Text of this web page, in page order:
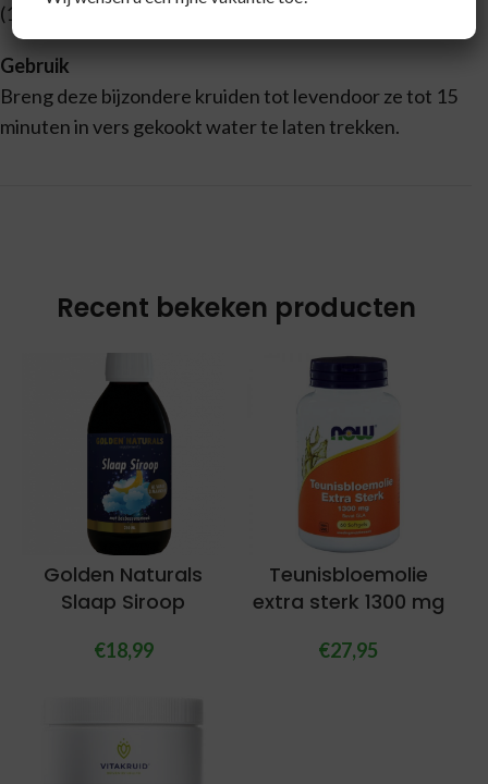
(10%), tulsi-blad, valeriaanwortel (4,9%)
Gebruik
Breng deze bijzondere kruiden tot levendoor ze tot 15
minuten in vers gekookt water te laten trekken.
Recent bekeken producten
Golden Naturals
Slaap Siroop
€18,99
Teunisbloemolie
extra sterk 1300 mg
€27,95